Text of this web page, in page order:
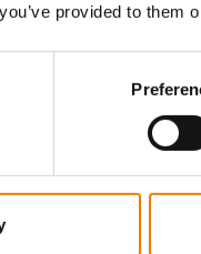
provided to them